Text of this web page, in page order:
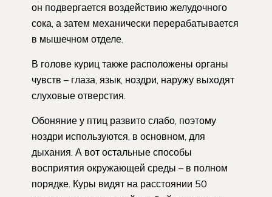
он подвергается воздействию желудочного
сока, а затем механически перерабатывается
в мышечном отделе.
В голове куриц также расположены органы
чувств – глаза, язык, ноздри, наружу выходят
слуховые отверстия.
Обоняние у птиц развито слабо, поэтому
ноздри используются, в основном, для
дыхания. А вот остальные способы
восприятия окружающей среды – в полном
порядке. Куры видят на расстоянии 50